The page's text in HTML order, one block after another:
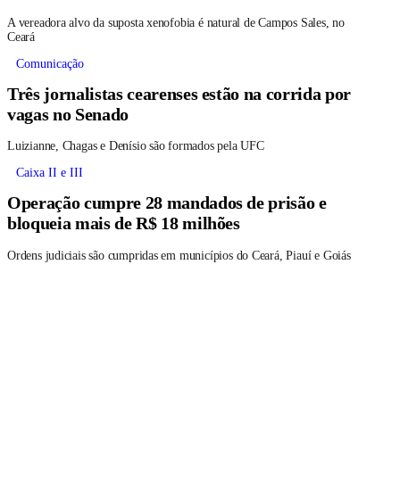
A vereadora alvo da suposta xenofobia é natural de Campos Sales, no
Ceará
Comunicação
Três jornalistas cearenses estão na corrida por
vagas no Senado
Luizianne, Chagas e Denísio são formados pela UFC
Caixa II e III
Operação cumpre 28 mandados de prisão e
bloqueia mais de R$ 18 milhões
Ordens judiciais são cumpridas em municípios do Ceará, Piauí e Goiás